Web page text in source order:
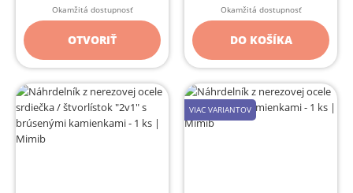
Okamžitá dostupnosť
OTVORIŤ
Okamžitá dostupnosť
DO KOŠÍKA
VIAC VARIANTOV